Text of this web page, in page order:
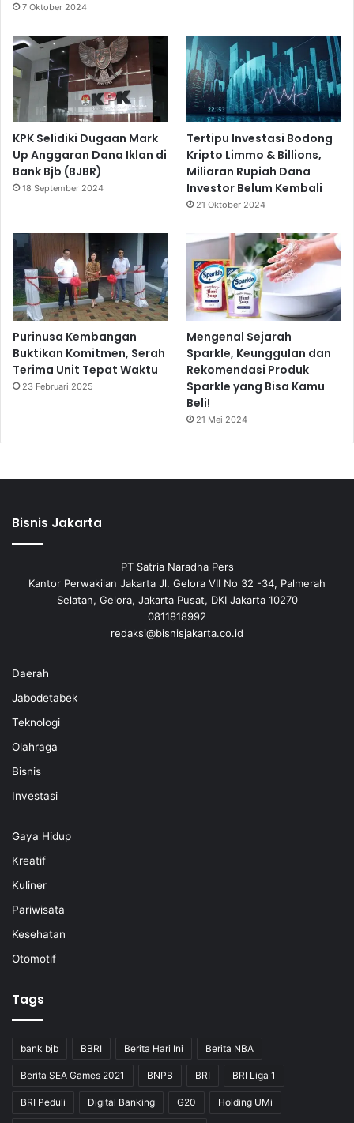
7 Oktober 2024
KPK Selidiki Dugaan Mark
Up Anggaran Dana Iklan di
Bank Bjb (BJBR)
18 September 2024
Tertipu Investasi Bodong
Kripto Limmo & Billions,
Miliaran Rupiah Dana
Investor Belum Kembali
21 Oktober 2024
Purinusa Kembangan
Buktikan Komitmen, Serah
Terima Unit Tepat Waktu
23 Februari 2025
Mengenal Sejarah
Sparkle, Keunggulan dan
Rekomendasi Produk
Sparkle yang Bisa Kamu
Beli!
21 Mei 2024
Bisnis Jakarta
PT Satria Naradha Pers
Kantor Perwakilan Jakarta Jl. Gelora VII No 32 -34, Palmerah
Selatan, Gelora, Jakarta Pusat, DKI Jakarta 10270
0811818992
redaksi@bisnisjakarta.co.id
Daerah
Jabodetabek
Teknologi
Olahraga
Bisnis
Investasi
Gaya Hidup
Kreatif
Kuliner
Pariwisata
Kesehatan
Otomotif
Tags
bank bjb BBRI Berita Hari Ini Berita NBA
Berita SEA Games 2021 BNPB BRI BRI Liga 1
BRI Peduli Digital Banking G20 Holding UMi